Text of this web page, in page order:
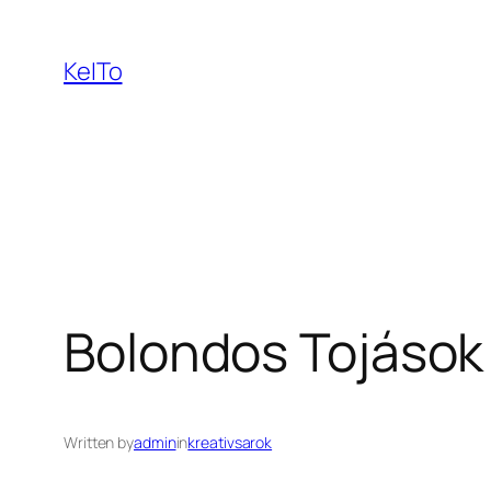
tartalomhoz
KeITo
Bolondos Tojások
Written byadmininkreativsarok